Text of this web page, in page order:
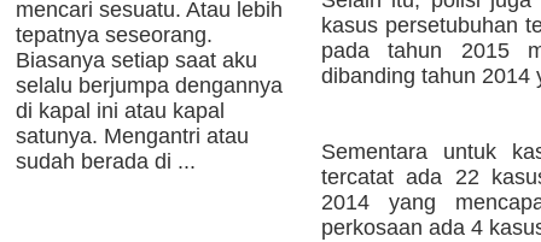
mencari sesuatu. Atau lebih
tepatnya seseorang.
Biasanya setiap saat aku
selalu berjumpa dengannya
di kapal ini atau kapal
satunya. Mengantri atau
sudah berada di ...
kasus persetubuhan
pada tahun 2015
dibanding tahun 2014
Sementara untuk
tercatat ada 22
2014 yang
perkosaan ada 4